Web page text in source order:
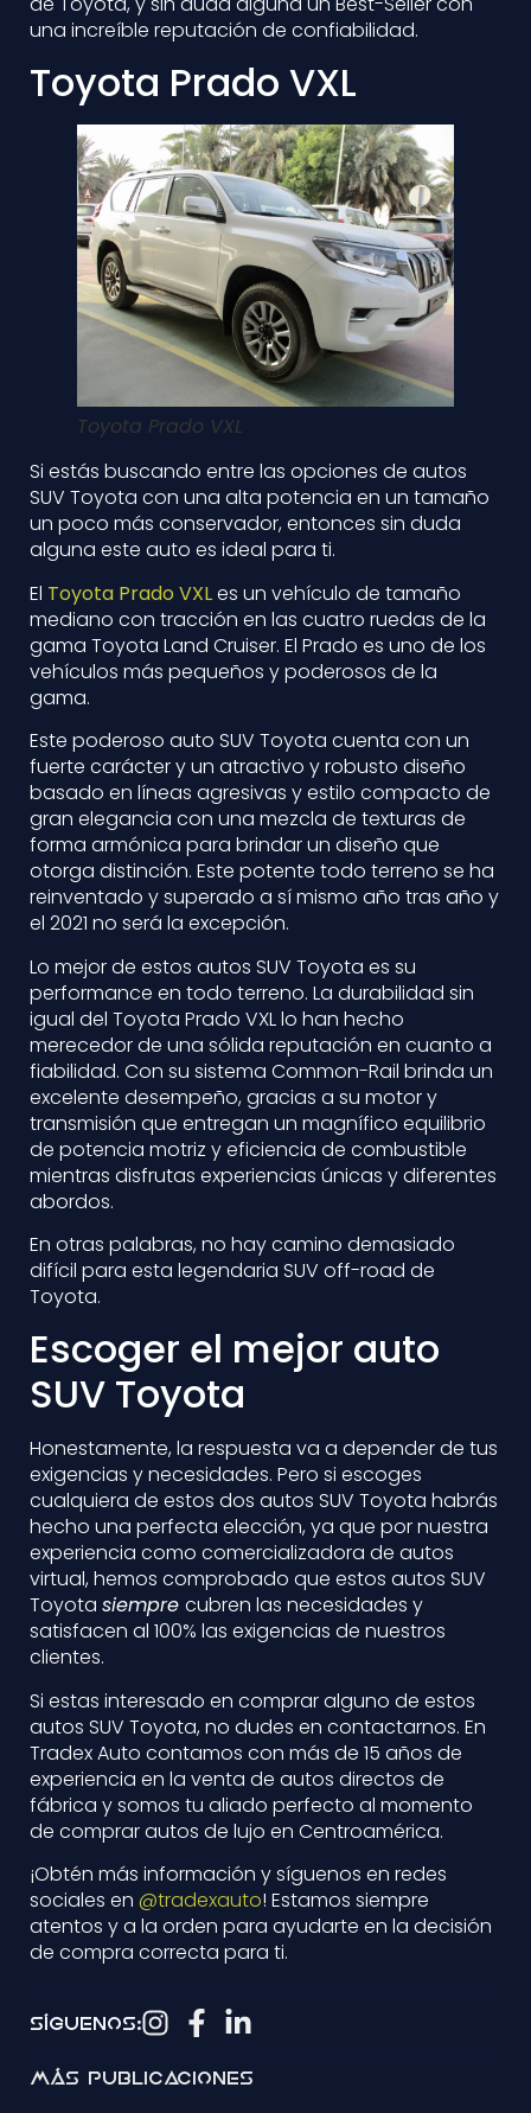
una increíble reputación de confiabilidad.
Toyota Prado VXL
Toyota Prado VXL
Si estás buscando entre las opciones de autos
SUV Toyota con una alta potencia en un tamaño
un poco más conservador, entonces sin duda
alguna este auto es ideal para ti.
El Toyota Prado VXLes un vehículo de tamaño
mediano con tracción en las cuatro ruedas de la
gama Toyota Land Cruiser. El Prado es uno de los
vehículos más pequeños y poderosos de la
gama.
Este poderoso auto SUV Toyota cuenta con un
fuerte carácter y un atractivo y robusto diseño
basado en líneas agresivas y estilo compacto de
gran elegancia con una mezcla de texturas de
forma armónica para brindar un diseño que
otorga distinción. Este potente todo terreno se ha
reinventado y superado a sí mismo año tras año y
el 2021 no será la excepción.
Lo mejor de estos autos SUV Toyota es su
performance en todo terreno. La durabilidad sin
igual del Toyota Prado VXL lo han hecho
merecedor de una sólida reputación en cuanto a
fiabilidad. Con su sistema Common-Rail brinda un
excelente desempeño, gracias a su motor y
transmisión que entregan un magnífico equilibrio
de potencia motriz y eficiencia de combustible
mientras disfrutas experiencias únicas y diferentes
abordos.
En otras palabras, no hay camino demasiado
difícil para esta legendaria SUV off-road de
Toyota.
Escoger el mejor auto
SUV Toyota
Honestamente, la respuesta va a depender de tus
exigencias y necesidades. Pero si escoges
cualquiera de estos dos autos SUV Toyota habrás
hecho una perfecta elección, ya que por nuestra
experiencia como comercializadora de autos
virtual, hemos comprobado que estos autos SUV
Toyota siempre cubren las necesidades y
satisfacen al 100% las exigencias de nuestros
clientes.
Si estas interesado en comprar alguno de estos
autos SUV Toyota, no dudes en contactarnos. En
Tradex Auto contamos con más de 15 años de
experiencia en la venta de autos directos de
fábrica y somos tu aliado perfecto al momento
de comprar autos de lujo en Centroamérica.
¡Obtén más información y síguenos en redes
sociales en @tradexauto! Estamos siempre
atentos y a la orden para ayudarte en la decisión
de compra correcta para ti.
Síguenos:
Más Publicaciones